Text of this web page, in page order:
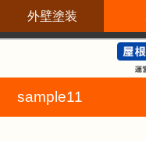
外壁塗装
sample11